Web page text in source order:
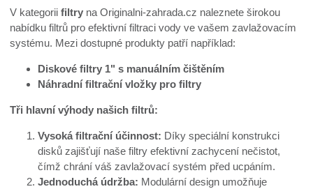
V kategoriifiltry na Originalni-zahrada.cz naleznete širokou
nabídku filtrů pro efektivní filtraci vody ve vašem zavlažovacím
systému. Mezi dostupné produkty patří například:
Diskové filtry 1" s manuálním čištěním
Náhradní filtrační vložky pro filtry
Tři hlavní výhody našich filtrů:
Vysoká filtrační účinnost: Díky speciální konstrukci
disků zajišťují naše filtry efektivní zachycení nečistot,
čímž chrání váš zavlažovací systém před ucpáním.
Jednoduchá údržba: Modulární design umožňuje